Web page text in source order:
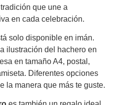
que une a
en cada celebración.
solo disponible en imán.
ilustración del hachero en
en tamaño A4, postal,
Diferentes opciones
la manera que más te guste.